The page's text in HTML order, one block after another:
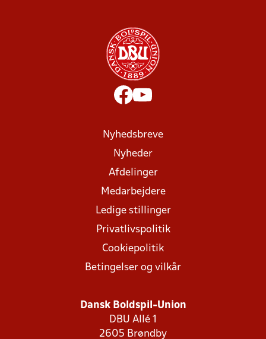
Nyhedsbreve
Nyheder
Afdelinger
Medarbejdere
Ledige stillinger
Privatlivspolitik
Cookiepolitik
Betingelser og vilkår
Dansk Boldspil-Union
DBU Allé 1
2605 Brøndby